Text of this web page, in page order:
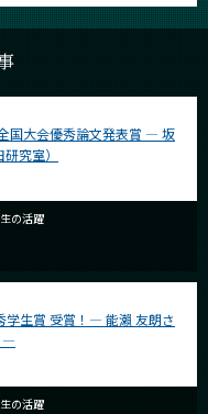
国大会優秀論文発表賞 ― 坂
究室）
の活躍
学生賞 受賞！― 能瀨 友朗さ
―
の活躍